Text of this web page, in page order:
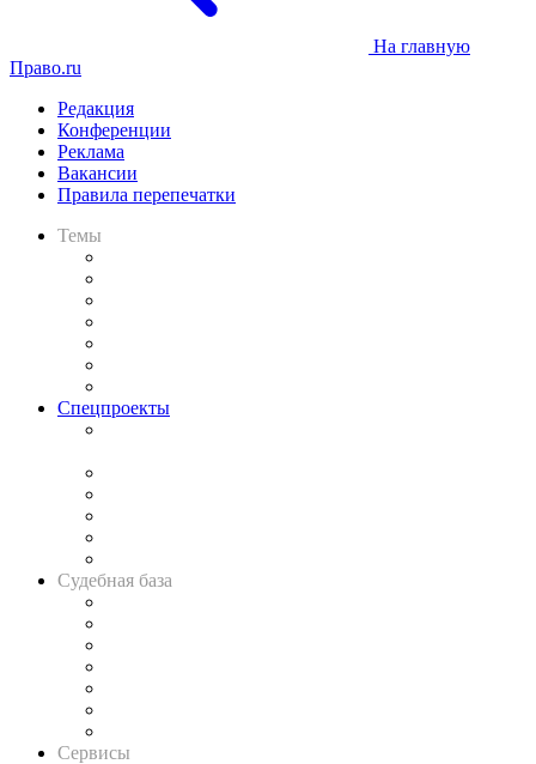
На главную
Право.ru
Редакция
Конференции
Реклама
Вакансии
Правила перепечатки
Темы
Спецпроекты
Судебная база
Сервисы